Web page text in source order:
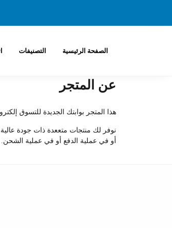
الصفحة الرئيسية التصنيفات
عن المتجر
هذا المتجر بوابتك الجديدة للتسوق
نوفر لك منتجات متععدة ذات جودة
أو في عملية الدفع أو في عملية الشحن.